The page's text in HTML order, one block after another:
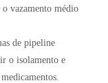
vazamento médio
de pipeline
o isolamento e